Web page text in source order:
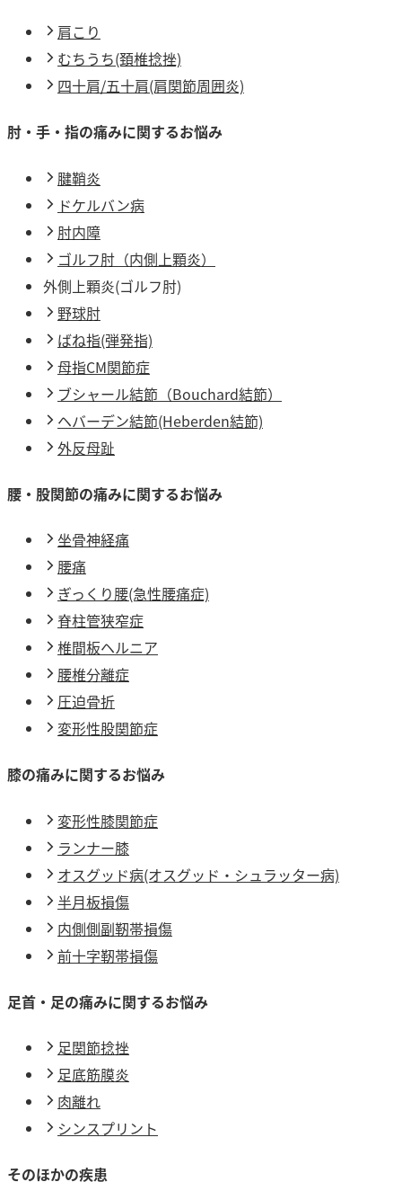
肩こり
むちうち(頚椎捻挫)
四十肩/五十肩(肩関節周囲炎)
肘・手・指の痛みに関するお悩み
腱鞘炎
ドケルバン病
肘内障
ゴルフ肘（内側上顆炎）
外側上顆炎(ゴルフ肘)
野球肘
ばね指(弾発指)
母指CM関節症
ブシャール結節（Bouchard結節）
ヘバーデン結節(Heberden結節)
外反母趾
腰・股関節の痛みに関するお悩み
坐骨神経痛
腰痛
ぎっくり腰(急性腰痛症)
脊柱管狭窄症
椎間板ヘルニア
腰椎分離症
圧迫骨折
変形性股関節症
膝の痛みに関するお悩み
変形性膝関節症
ランナー膝
オスグッド病(オスグッド・シュラッター病)
半月板損傷
内側側副靭帯損傷
前十字靭帯損傷
足首・足の痛みに関するお悩み
足関節捻挫
足底筋膜炎
肉離れ
シンスプリント
そのほかの疾患